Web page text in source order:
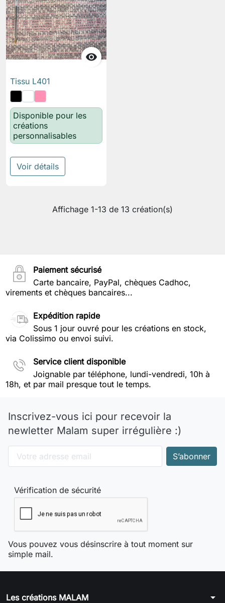

Tissu L401
Disponible pour les
créations
personnalisables
Voir détails
Affichage 1-13 de 13 création(s)
Paiement sécurisé
Carte bancaire, PayPal, chèques Cadhoc,
virements et chèques bancaires...
Expédition rapide
Sous 1 jour ouvré pour les créations en stock,
via Colissimo ou envoi suivi.
Service client disponible
Joignable par téléphone, lundi-vendredi, 10h à
18h, et par mail presque tout le temps.
Inscrivez-vous ici pour recevoir la
newletter Malam super irrégulière :)
Vérification de sécurité
Vous pouvez vous désinscrire à tout moment sur
simple mail.
Les créations MALAM arrow_drop_down